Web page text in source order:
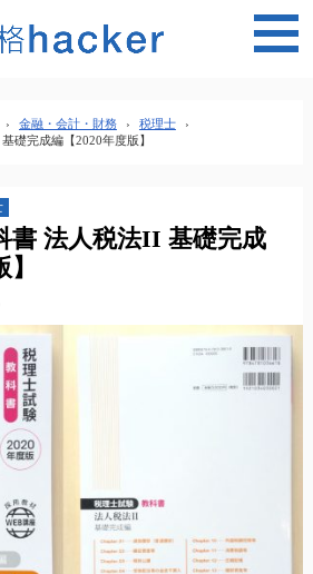
› 金融・会計・財務 › 税理士
›
礎完成編【2020年度版】
書 法人税法II 基礎完成